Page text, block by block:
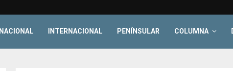
NACIONAL INTERNACIONAL PENÍNSULAR COLUMNA